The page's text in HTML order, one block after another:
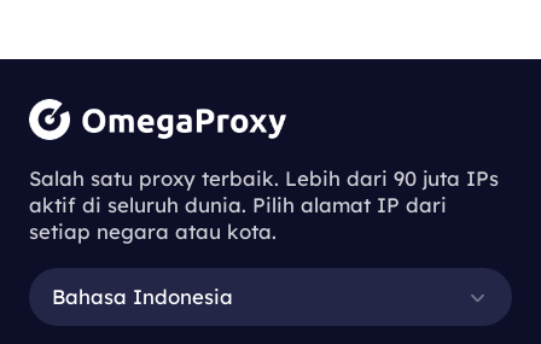
Salah satu proxy terbaik. Lebih dari 90 juta IPs
aktif di seluruh dunia. Pilih alamat IP dari
setiap negara atau kota.
Bahasa Indonesia